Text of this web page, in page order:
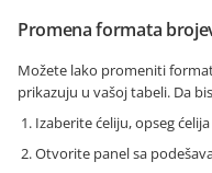
Promena formata
Možete lako promeniti
prikazuju u vašoj tabeli. Da
Izaberite ćeliju, opseg
Otvorite panel sa